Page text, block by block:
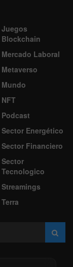
Juegos
Blockchain
Mercado Laboral
Metaverso
Mundo
NFT
Podcast
Sector Energético
Sector Financiero
Sector
Tecnologico
Streamings
Terra